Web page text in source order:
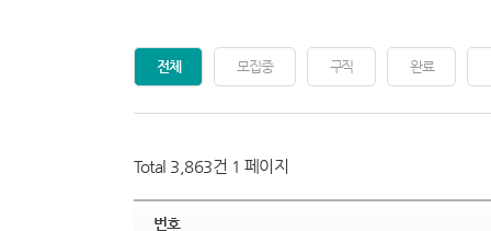
전체 모집중 구직 완료
Total 3,863건 1 페이지
번호